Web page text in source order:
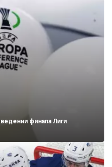
финала Лиги